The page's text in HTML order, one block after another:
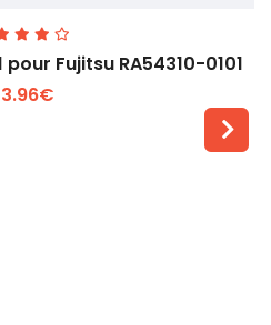
Fujitsu RA54310-0101